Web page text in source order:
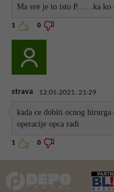
Ma sve je to isto P.......ka ko
1 0
strava 12.05.2021. 21:29
kada ce dobiti ocnog hirurga
operacije opca radi
1 0